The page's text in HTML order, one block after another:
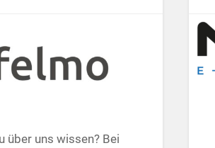
über uns wissen? Bei